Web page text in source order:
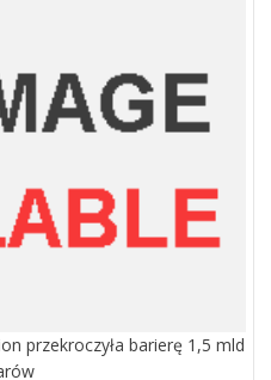
przekroczyła barierę 1,5 mld